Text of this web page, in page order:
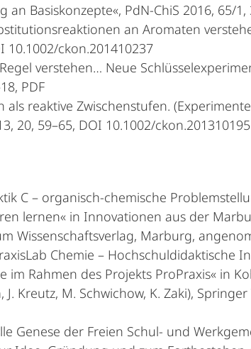
Basiskonzepte«, PdN-ChiS 2016, 65/1,
an Aromaten
10.1002/ckon.201410237
verstehen… Neue
PDF
als reaktive Zwischenstufen.
20, 59–65, DOI 10.1002/ckon.201310195
C – organisch-chemische
lernen« in Innovationen aus der
Wissenschaftsverlag, Marburg,
Chemie – Hochschuldidaktische
Rahmen des Projekts ProPraxis« in
Kreutz, M. Schwichow, K. Zaki),
Genese der Freien Schul- und